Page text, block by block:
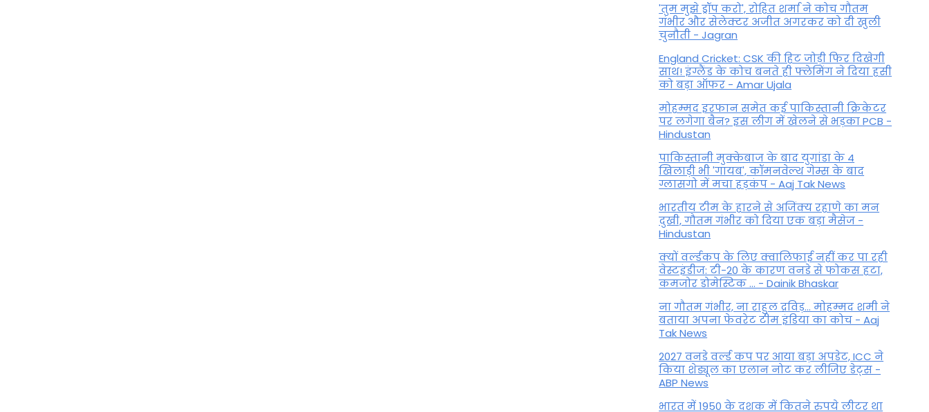
'तुम मुझे ड्रॉप करो', रोहित शर्मा ने कोच गौतम
गंभीर और सेलेक्टर अजीत अगरकर को दी खुली
चुनौती - Jagran
England Cricket: CSK की हिट जोड़ी फिर दिखेगी
साथ! इंग्लैंड के कोच बनते ही फ्लेमिंग ने दिया हसी
को बड़ा ऑफर - Amar Ujala
मोहम्मद इरफान समेत कई पाकिस्तानी क्रिकेटर
पर लगेगा बैन? इस लीग में खेलने से भड़का PCB -
Hindustan
पाकिस्तानी मुक्केबाज के बाद युगांडा के 4
खिलाड़ी भी 'गायब', कॉमनवेल्थ गेम्स के बाद
ग्लासगो में मचा हड़कंप - Aaj Tak News
भारतीय टीम के हारने से अजिंक्य रहाणे का मन
दुखी, गौतम गंभीर को दिया एक बड़ा मैसेज -
Hindustan
क्यों वर्ल्डकप के लिए क्वालिफाई नहीं कर पा रही
वेस्टइंडीज: टी-20 के कारण वनडे से फोकस हटा,
कमजोर डोमेस्टिक ... - Dainik Bhaskar
ना गौतम गंभीर, ना राहुल द्रव‍िड़... मोहम्मद शमी ने
बताया अपना फेवरेट टीम इंड‍िया का कोच - Aaj
Tak News
2027 वनडे वर्ल्ड कप पर आया बड़ा अपडेट, ICC ने
किया शेड्यूल का एलान नोट कर लीजिए डेट्स -
ABP News
भारत में 1950 के दशक में कितने रुपये लीटर था